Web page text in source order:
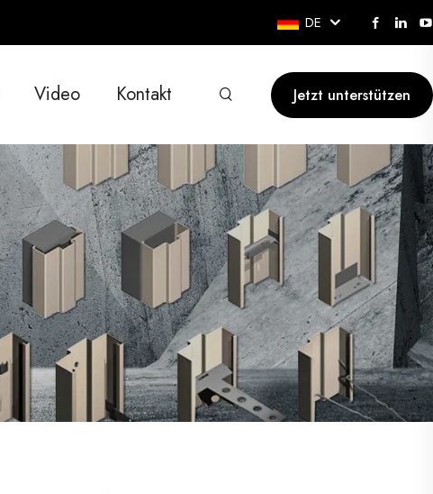
DE
Video Kontakt Jetzt unterstützen